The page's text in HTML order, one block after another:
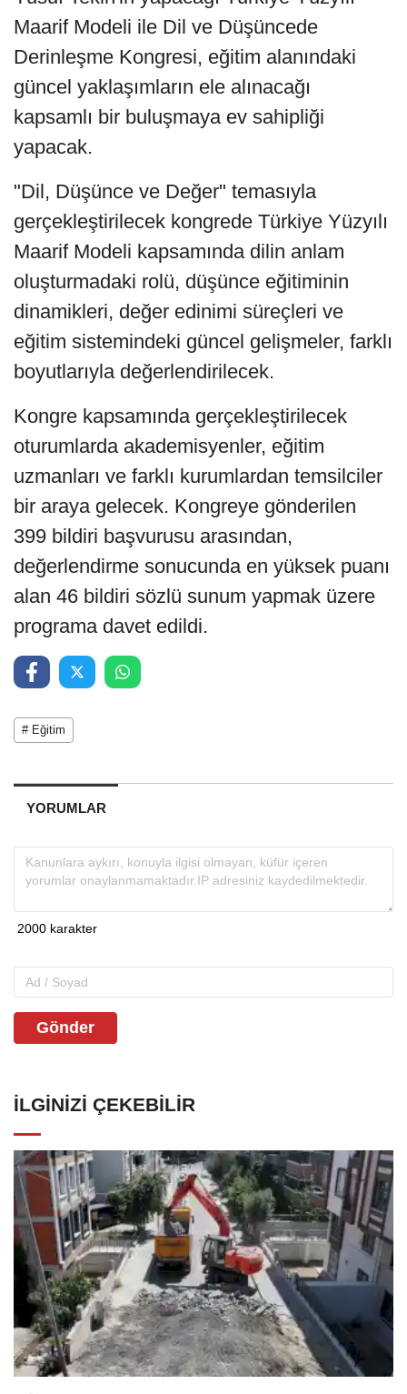
Maarif Modeli ile Dil ve Düşüncede
Derinleşme Kongresi, eğitim alanındaki
güncel yaklaşımların ele alınacağı
kapsamlı bir buluşmaya ev sahipliği
yapacak.
"Dil, Düşünce ve Değer" temasıyla
gerçekleştirilecek kongrede Türkiye Yüzyılı
Maarif Modeli kapsamında dilin anlam
oluşturmadaki rolü, düşünce eğitiminin
dinamikleri, değer edinimi süreçleri ve
eğitim sistemindeki güncel gelişmeler, farklı
boyutlarıyla değerlendirilecek.
Kongre kapsamında gerçekleştirilecek
oturumlarda akademisyenler, eğitim
uzmanları ve farklı kurumlardan temsilciler
bir araya gelecek. Kongreye gönderilen
399 bildiri başvurusu arasından,
değerlendirme sonucunda en yüksek puanı
alan 46 bildiri sözlü sunum yapmak üzere
programa davet edildi.
# Eğitim
YORUMLAR
Gönder
İLGINIZI ÇEKEBILIR